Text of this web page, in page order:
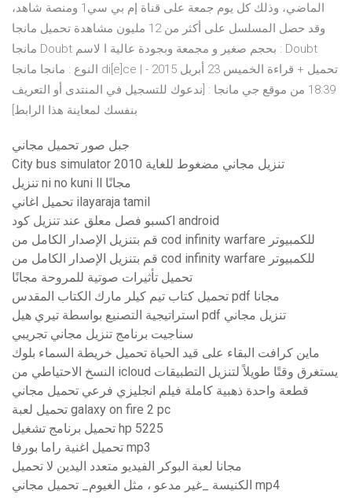
الماضي، وذلك كل يوم جمعة على قناة إم بي سي1 ومنصة شاهد،
وقد حصل المسلسل على أكثر من 12 مليون مشاهدة تحميل مانجا
مانجا Doubt بحجم صغير و مجمعة وبجودة عالية ا لاسم : Doubt
النوع : مانجا مانجا di[e]ce | تحميل + قراءة الخميس 23 أبريل 2015 -
18:39 من موقع جي مانجا : [ندعوك للتسجيل في المنتدى أو التعريف
بنفسك لمعاينة هذا الرابط]
جبل صور تحميل مجاني
City ​​bus simulator 2010 تنزيل مجاني مضغوط للغاية
تنزيل ni no kuni ll مجانًا
تحميل اغاني ilayaraja tamil
اكسبو فصل معلق عند تنزيل كود android
قم بتنزيل الإصدار الكامل من cod infinity warfare للكمبيوتر
قم بتنزيل الإصدار الكامل من cod infinity warfare للكمبيوتر
تحميل تأثيرات صوتية للمروحة مجانًا
تحميل كتاب تيم كيلر مارك الكتاب المقدس pdf مجانا
استراتيجية التصنيع بواسطة تيري هيل pdf تنزيل مجاني
سناجيت برنامج تنزيل مجاني تجريبي
ماين كرافت البقاء على قيد الحياة تحميل خريطة السماء بلوك
النسخ الاحتياطي من icloud يستغرق وقتًا طويلاً لتنزيل التطبيقات
قطعة واحدة ذهبية كاملة فيلم انجليزي فرعي تحميل مجاني
تحميل لعبة galaxy on fire 2 pc
تحميل برنامج تشغيل hp 5225
تحميل اغنية راما بورفا mp3
مجانا لعبة البوكر الفيديو متعدد اليدين لا تحميل
الكنيسة _غير مدعو ، مثل الغيوم_ تحميل مجاني mp4